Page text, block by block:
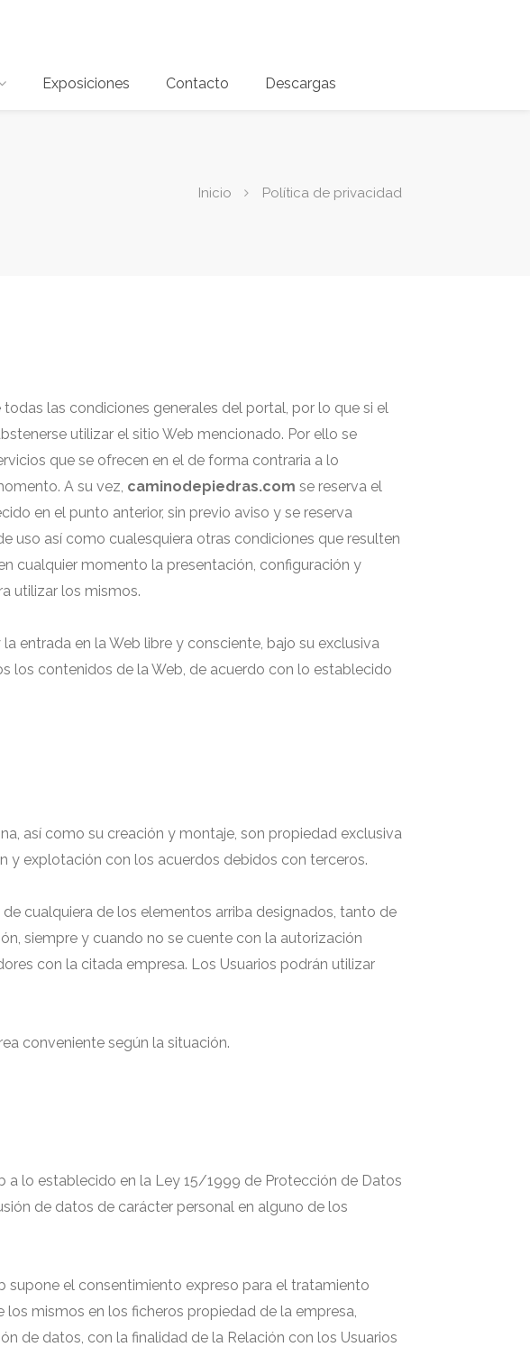
Exposiciones Contacto Descargas
Inicio Política de privacidad
las condiciones generales del portal, por lo que si el
utilizar el sitio Web mencionado. Por ello se
que se ofrecen en el de forma contraria a lo
A su vez, caminodepiedras.com se reserva el
en el punto anterior, sin previo aviso y se reserva
uso así como cualesquiera otras condiciones que resulten
cualquier momento la presentación, configuración y
utilizar los mismos.
entrada en la Web libre y consciente, bajo su exclusiva
los contenidos de la Web, de acuerdo con lo establecido
así como su creación y montaje, son propiedad exclusiva
y explotación con los acuerdos debidos con terceros.
cualquiera de los elementos arriba designados, tanto de
siempre y cuando no se cuente con la autorización
con la citada empresa. Los Usuarios podrán utilizar
conveniente según la situación.
lo establecido en la Ley 15/1999 de Protección de Datos
de datos de carácter personal en alguno de los
el consentimiento expreso para el tratamiento
los mismos en los ficheros propiedad de la empresa,
de datos, con la finalidad de la Relación con los Usuarios